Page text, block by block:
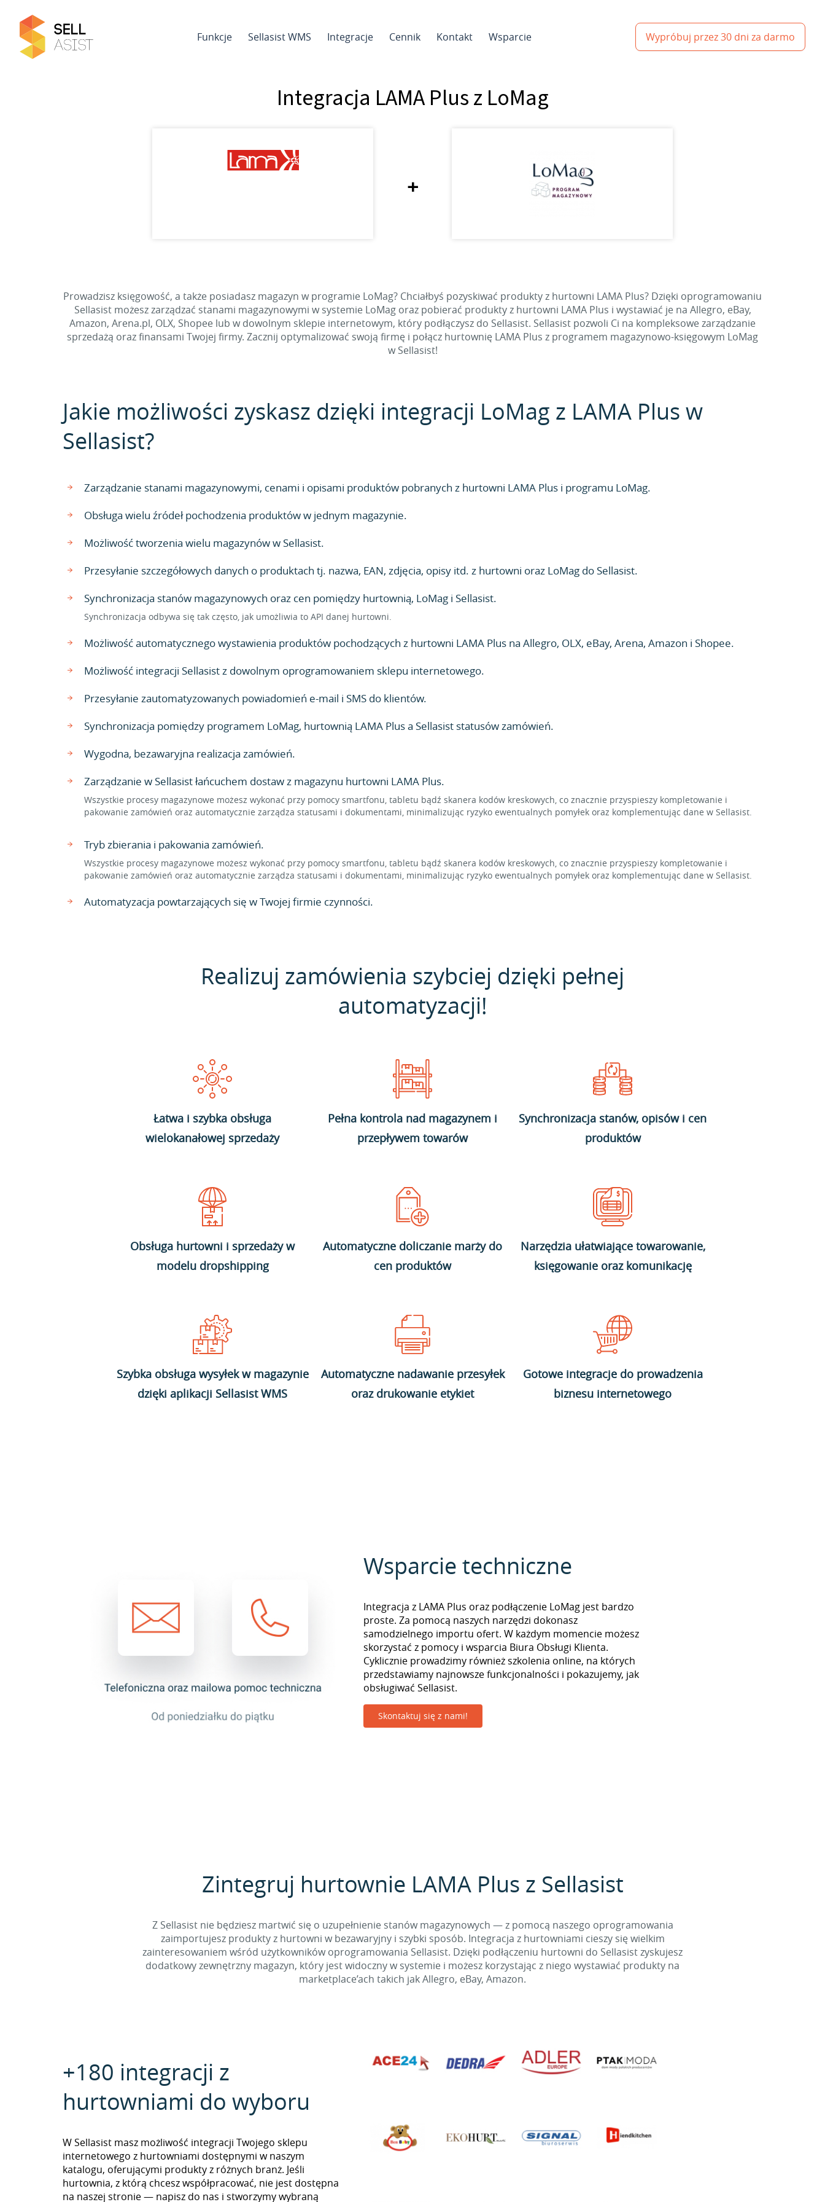
Funkcje Sellasist WMS Integracje Cennik Kontakt Wsparcie Wypróbuj przez 30 dni za darmo
Integracja LAMA Plus z LoMag
+
Prowadzisz księgowość, a także posiadasz magazyn w programie LoMag? Chciałbyś pozyskiwać produkty z hurtowni LAMA Plus? Dzięki oprogramowaniu
Sellasist możesz zarządzać stanami magazynowymi w systemie LoMag oraz pobierać produkty z hurtowni LAMA Plus i wystawiać je na Allegro, eBay,
Amazon, Arena.pl, OLX, Shopee lub w dowolnym sklepie internetowym, który podłączysz do Sellasist. Sellasist pozwoli Ci na kompleksowe zarządzanie
sprzedażą oraz finansami Twojej firmy. Zacznij optymalizować swoją firmę i połącz hurtownię LAMA Plus z programem magazynowo-księgowym LoMag
w Sellasist!
Jakie możliwości zyskasz dzięki integracji LoMag z LAMA Plus w
Sellasist?
Zarządzanie stanami magazynowymi, cenami i opisami produktów pobranych z hurtowni LAMA Plus i programu LoMag.
Obsługa wielu źródeł pochodzenia produktów w jednym magazynie.
Możliwość tworzenia wielu magazynów w Sellasist.
Przesyłanie szczegółowych danych o produktach tj. nazwa, EAN, zdjęcia, opisy itd. z hurtowni oraz LoMag do Sellasist.
Synchronizacja stanów magazynowych oraz cen pomiędzy hurtownią, LoMag i Sellasist.
Synchronizacja odbywa się tak często, jak umożliwia to API danej hurtowni.
Możliwość automatycznego wystawienia produktów pochodzących z hurtowni LAMA Plus na Allegro, OLX, eBay, Arena, Amazon i Shopee.
Możliwość integracji Sellasist z dowolnym oprogramowaniem sklepu internetowego.
Przesyłanie zautomatyzowanych powiadomień e-mail i SMS do klientów.
Synchronizacja pomiędzy programem LoMag, hurtownią LAMA Plus a Sellasist statusów zamówień.
Wygodna, bezawaryjna realizacja zamówień.
Zarządzanie w Sellasist łańcuchem dostaw z magazynu hurtowni LAMA Plus.
Wszystkie procesy magazynowe możesz wykonać przy pomocy smartfonu, tabletu bądź skanera kodów kreskowych, co znacznie przyspieszy kompletowanie i
pakowanie zamówień oraz automatycznie zarządza statusami i dokumentami, minimalizując ryzyko ewentualnych pomyłek oraz komplementując dane w Sellasist.
Tryb zbierania i pakowania zamówień.
Wszystkie procesy magazynowe możesz wykonać przy pomocy smartfonu, tabletu bądź skanera kodów kreskowych, co znacznie przyspieszy kompletowanie i
pakowanie zamówień oraz automatycznie zarządza statusami i dokumentami, minimalizując ryzyko ewentualnych pomyłek oraz komplementując dane w Sellasist.
Automatyzacja powtarzających się w Twojej firmie czynności.
Realizuj zamówienia szybciej dzięki pełnej
automatyzacji!
Łatwa i szybka obsługa
wielokanałowej sprzedaży
Pełna kontrola nad magazynem i
przepływem towarów
Synchronizacja stanów, opisów i cen
produktów
Obsługa hurtowni i sprzedaży w
modelu dropshipping
Automatyczne doliczanie marży do
cen produktów
Narzędzia ułatwiające towarowanie,
księgowanie oraz komunikację
Szybka obsługa wysyłek w magazynie
dzięki aplikacji Sellasist WMS
Automatyczne nadawanie przesyłek
oraz drukowanie etykiet
Gotowe integracje do prowadzenia
biznesu internetowego
Wsparcie techniczne
Integracja z LAMA Plus oraz podłączenie LoMag jest bardzo
proste. Za pomocą naszych narzędzi dokonasz
samodzielnego importu ofert. W każdym momencie możesz
skorzystać z pomocy i wsparcia Biura Obsługi Klienta.
Cyklicznie prowadzimy również szkolenia online, na których
przedstawiamy najnowsze funkcjonalności i pokazujemy, jak
obsługiwać Sellasist.
Skontaktuj się z nami!
Zintegruj hurtownie LAMA Plus z Sellasist
Z Sellasist nie będziesz martwić się o uzupełnienie stanów magazynowych — z pomocą naszego oprogramowania
zaimportujesz produkty z hurtowni w bezawaryjny i szybki sposób. Integracja z hurtowniami cieszy się wielkim
zainteresowaniem wśród użytkowników oprogramowania Sellasist. Dzięki podłączeniu hurtowni do Sellasist zyskujesz
dodatkowy zewnętrzny magazyn, który jest widoczny w systemie i możesz korzystając z niego wystawiać produkty na
marketplace’ach takich jak Allegro, eBay, Amazon.
+180 integracji z
hurtowniami do wyboru
W Sellasist masz możliwość integracji Twojego sklepu
internetowego z hurtowniami dostępnymi w naszym
katalogu, oferującymi produkty z różnych branż. Jeśli
hurtownia, z którą chcesz współpracować, nie jest dostępna
na naszej stronie — napisz do nas i stworzymy wybraną